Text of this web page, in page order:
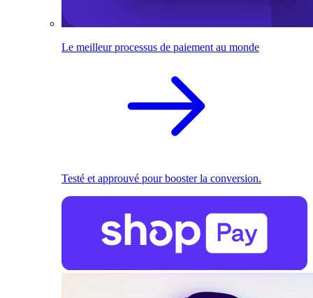
Le meilleur processus de paiement au monde
Testé et approuvé pour booster la conversion.